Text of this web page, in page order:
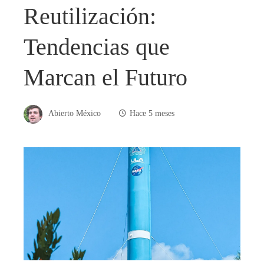
Reutilización:
Tendencias que
Marcan el Futuro
Abierto México Hace 5 meses